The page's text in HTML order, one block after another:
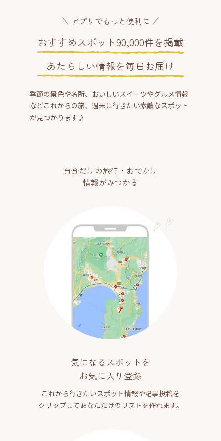
アプリでもっと便利に
おすすめスポット90,000件を掲載
あたらしい情報を毎日お届け
季節の景色や名所、おいしいスイーツやグルメ情報
などこれからの旅、週末に行きたい素敵なスポット
が見つかります♪
自分だけの旅行・おでかけ
情報がみつかる
気になるスポットを
お気に入り登録
これから行きたいスポット情報や記事投稿を
クリップしてあなただけのリストを作れます。